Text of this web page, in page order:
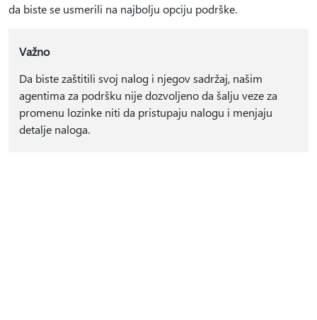
da biste se usmerili na najbolju opciju podrške.
Važno
Da biste zaštitili svoj nalog i njegov sadržaj, našim
agentima za podršku nije dozvoljeno da šalju veze za
promenu lozinke niti da pristupaju nalogu i menjaju
detalje naloga.